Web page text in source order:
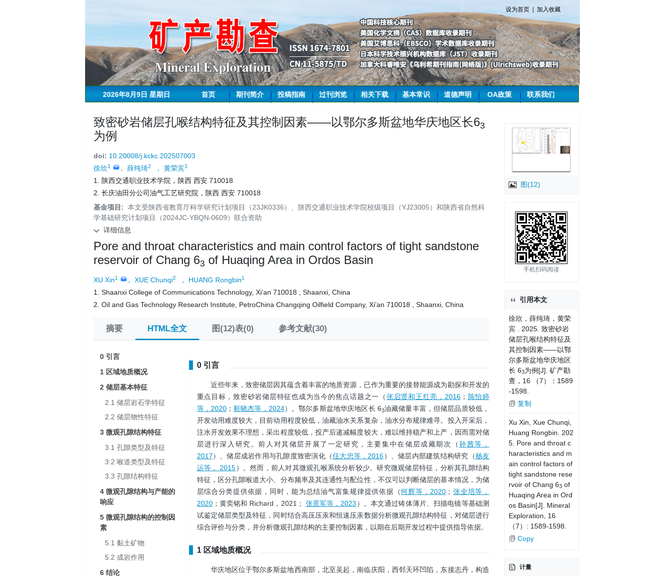
设为首页 加入收藏
2026年8月9日 星期日 首页 期刊简介 投稿指南 过刊浏览 相关下载 基本常识 道德声明 OA政策 联系我们
致密砂岩储层孔喉结构特征及其控制因素——以鄂尔多斯盆地华庆地区长63
为例
doi: 10.20008/j.kckc.202507003
徐欣1 ， 薛纯琦2 ， 黄荣宾1
1. 陕西交通职业技术学院，陕西 西安 710018
2. 长庆油田分公司油气工艺研究院，陕西 西安 710018
基金项目: 本文受陕西省教育厅科学研究计划项目（23JK0336）、陕西交通职业技术学院校级项目（YJ23005）和陕西省自然科
学基础研究计划项目（2024JC-YBQN-0609）联合资助
详细信息
Pore and throat characteristics and main control factors of tight sandstone
reservoir of Chang 63 of Huaqing Area in Ordos Basin
XU Xin1 ， XUE Chunqi2 ， HUANG Rongbin1
1. Shaanxi College of Communications Technology, Xi’an 710018 , Shaanxi, China
2. Oil and Gas Technology Research Institute, PetroChina Changqing Oilfield Company, Xi’an 710018 , Shaanxi, China
摘要 HTML全文 图(12)表(0) 参考文献(30)
0 引言
1 区域地质概况
2 储层基本特征
2.1 储层岩石学特征
2.2 储层物性特征
3 微观孔隙结构特征
3.1 孔隙类型及特征
3.2 喉道类型及特征
3.3 孔隙结构特征
4 微观孔隙结构与产能的
响应
5 微观孔隙结构的控制因
素
5.1 黏土矿物
5.2 成岩作用
6 结论
0 引言
近些年来，致密储层因其蕴含着丰富的地质资源，已作为重要的接替能源成为勘探和开发的
重点目标，致密砂岩储层特征也成为当今的焦点话题之一（张启贤和王红亮，2016； 陈怡婷
等，2020； 靳晓杰等，2024）。鄂尔多斯盆地华庆地区长 63油藏储量丰富，但储层品质较低，
开发动用难度较大，目前动用程度较低，油藏油水关系复杂，油水分布规律难寻。投入开采后，
注水开发效果不理想，采出程度较低，投产后递减幅度较大，难以维持稳产和上产，因而需对储
层进行深入研究。前人对其储层开展了一定研究，主要集中在储层成藏期次（孙茜等，
2017）、储层成岩作用与孔隙度致密演化（任大忠等，2016）、储层内部建筑结构研究（杨友
运等， 2015）。然而，前人对其微观孔喉系统分析较少。研究微观储层特征，分析其孔隙结构
特征，区分孔隙喉道大小、分布频率及其连通性与配位性，不仅可以判断储层的基本情况，为储
层综合分类提供依据，同时，能为总结油气富集规律提供依据（何辉等，2020 ； 张全培等，
2020；黄奕铭和 Richard，2021； 张景军等，2023 ）。本文通过铸体薄片、扫描电镜等基础测
试鉴定储层类型及特征，同时结合高压压汞和恒速压汞数据分析微观孔隙结构特征，对储层进行
综合评价与分类，并分析微观孔隙结构的主要控制因素，以期在后期开发过程中提供指导依据。
1 区域地质概况
华庆地区位于鄂尔多斯盆地西南部，北至吴起，南临庆阳，西邻天环凹陷，东接志丹，构造
图(12)
手机扫码阅读
引用本文
徐欣，薛纯琦，黄荣
宾 . 2025. 致密砂岩
储层孔喉结构特征及
其控制因素——以鄂
尔多斯盆地华庆地区
长 63为例[J]. 矿产勘
查，16 （7）：1589
-1598.
复制
Xu Xin, Xue Chunqi,
Huang Rongbin. 202
5. Pore and throat c
haracteristics and m
ain control factors of
tight sandstone rese
rvoir of Chang 63 of
Huaqing Area in Ord
os Basin[J]. Mineral
Exploration, 16
（7）: 1589-1598.
Copy
计量